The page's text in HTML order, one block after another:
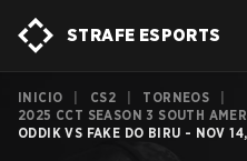
STRAFE ESPORTS
INICIO CS2 TORNEOS
2025 CCT SEASON 3 SOUTH
ODDIK VS FAKE DO BIRU - NOV